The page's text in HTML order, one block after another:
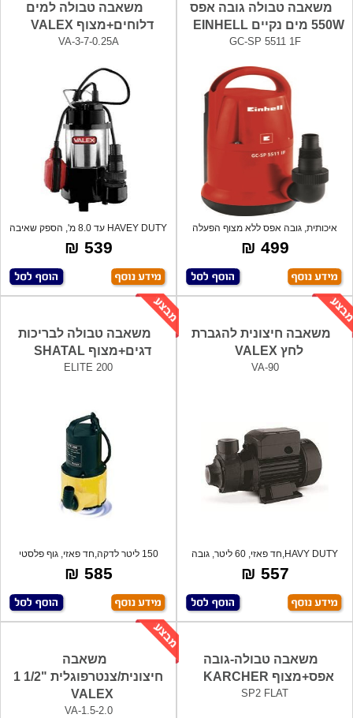
משאבה טבולה גובה אפס
550W מים נקיים EINHELL
GC-SP 5511 1F
איכותית, גובה אפס ללא מצוף הפעלה
אוטומטי
499 ₪
משאבה טבולה למים
דלוחים+מצוף VALEX
VA-3-7-0.25A
HAVEY DUTY עד 8.0 מ', הספק שאיבה
110 לי
539 ₪
משאבה חיצונית להגברת
לחץ VALEX
VA-90
HAVY DUTY,חד פאזי, 60 ליטר, גובה
סניקה 6
557 ₪
משאבה טבולה לבריכות
דגים+מצוף SHATAL
ELITE 200
150 ליטר לדקה,חד פאזי, גוף פלסטי
איכותי
585 ₪
משאבה טבולה-גובה
אפס+מצוף KARCHER
SP2 FLAT
משאבה
חיצונית/צנטרפוגלית "1/2 1
VALEX
VA-1.5-2.0